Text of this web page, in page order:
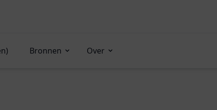
Bronnen Over